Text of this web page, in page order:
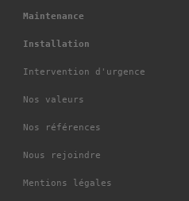
Maintenance
Installation
Intervention d'urgence
Nos valeurs
Nos références
Nous rejoindre
Mentions légales